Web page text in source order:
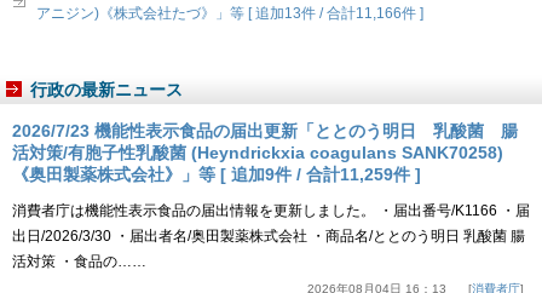
アニジン)《株式会社たづ》」等 [ 追加13件 / 合計11,166件 ]
行政の最新ニュース
2026/7/23 機能性表示食品の届出更新「ととのう明日 乳酸菌 腸
活対策/有胞子性乳酸菌 (Heyndrickxia coagulans SANK70258)
《奥田製薬株式会社》」等 [ 追加9件 / 合計11,259件 ]
消費者庁は機能性表示食品の届出情報を更新しました。 ・届出番号/K1166 ・届
出日/2026/3/30 ・届出者名/奥田製薬株式会社 ・商品名/ととのう明日 乳酸菌 腸
活対策 ・食品の……
2026年08月04日 16：13 消費者庁